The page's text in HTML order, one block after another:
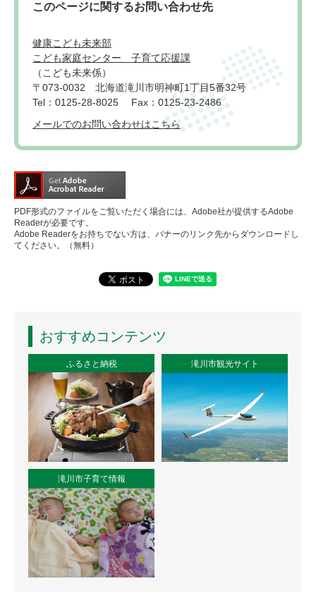
このページに関するお問い合わせ先
健康こども未来部
こども家庭センター 子育て応援課
こども未来係
〒073-0032
北海道滝川市明神町1丁目5番32号
Tel：0125-28-8025
Fax：0125-23-2486
メールでのお問い合わせはこちら
PDF形式のファイルをご覧いただく場合には、Adobe社が提供するAdobe
Readerが必要です。
Adobe Readerをお持ちでない方は、バナーのリンク先からダウンロードし
てください。（無料）
おすすめコンテンツ
ふるさと納税 滝川市観光サイト
滝川市子育て情報